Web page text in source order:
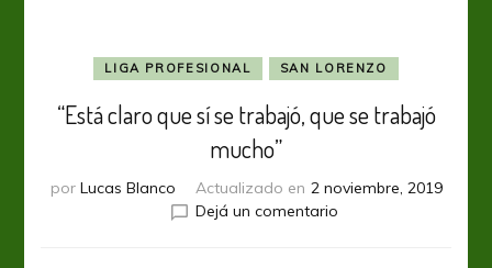
LIGA PROFESIONAL SAN LORENZO
“Está claro que sí se trabajó, que se trabajó
mucho”
por Lucas Blanco Actualizado en 2 noviembre, 2019
Dejá un comentarioen